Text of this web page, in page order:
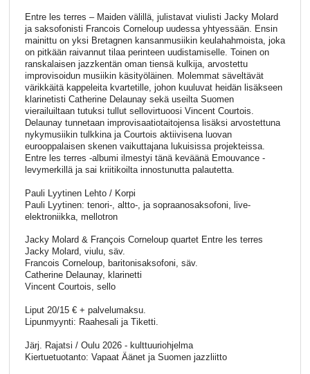
Entre les terres – Maiden välillä, julistavat viulisti Jacky Molard
ja saksofonisti Francois Corneloup uudessa yhtyessään. Ensin
mainittu on yksi Bretagnen kansanmusiikin keulahahmoista, joka
on pitkään raivannut tilaa perinteen uudistamiselle. Toinen on
ranskalaisen jazzkentän oman tiensä kulkija, arvostettu
improvisoidun musiikin käsityöläinen. Molemmat säveltävät
värikkäitä kappeleita kvartetille, johon kuuluvat heidän lisäkseen
klarinetisti Catherine Delaunay sekä useilta Suomen
vierailuiltaan tutuksi tullut sellovirtuoosi Vincent Courtois.
Delaunay tunnetaan improvisaatiotaitojensa lisäksi arvostettuna
nykymusiikin tulkkina ja Courtois aktiivisena luovan
eurooppalaisen skenen vaikuttajana lukuisissa projekteissa.
Entre les terres -albumi ilmestyi tänä keväänä Emouvance -
levymerkillä ja sai kriitikoilta innostunutta palautetta.
Pauli Lyytinen Lehto / Korpi
Pauli Lyytinen: tenori-, altto-, ja sopraanosaksofoni, live-
elektroniikka, mellotron
Jacky Molard & François Corneloup quartet Entre les terres
Jacky Molard, viulu, säv.
Francois Corneloup, baritonisaksofoni, säv.
Catherine Delaunay, klarinetti
Vincent Courtois, sello
Liput 20/15 € + palvelumaksu.
Lipunmyynti: Raahesali ja Tiketti.
Järj. Rajatsi / Oulu 2026 - kulttuuriohjelma
Kiertuetuotanto: Vapaat Äänet ja Suomen jazzliitto